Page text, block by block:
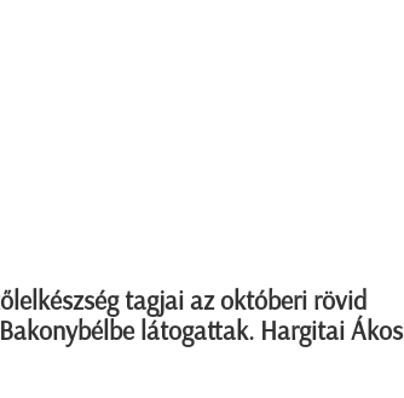
tagjai az októberi rövid
látogattak. Hargitai Ákos